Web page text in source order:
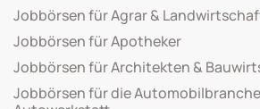
Jobbörsen für Agrar &
Jobbörsen für Apotheker
Jobbörsen für Architekten &
Jobbörsen für die